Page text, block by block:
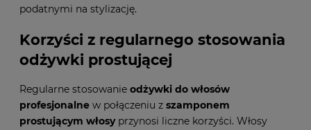
podatnymi na stylizację.
Korzyści z regularnego stosowania
odżywki prostującej
Regularne stosowanie odżywki do włosów
profesjonalne w połączeniu z szamponem
prostującym włosyprzynosi liczne korzyści. Włosy